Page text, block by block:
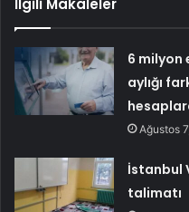
İlgili Makaleler
6 milyon
aylığı
Ağustos
İstanbul
talimatı